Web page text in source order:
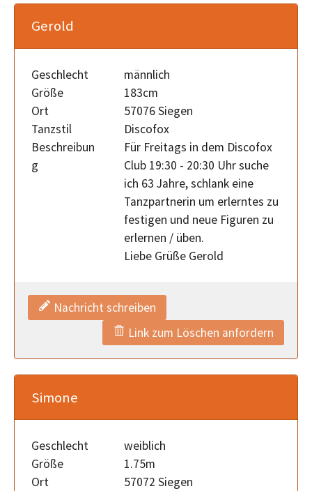
Gerold
Geschlecht
männlich
Größe
183cm
Ort
57076 Siegen
Tanzstil
Discofox
Beschreibun
g
Für Freitags in dem Discofox
Club 19:30 - 20:30 Uhr suche
ich 63 Jahre, schlank eine
Tanzpartnerin um erlerntes zu
festigen und neue Figuren zu
erlernen / üben.
Liebe Grüße Gerold
Nachricht schreiben
Link zum Löschen anfordern
Simone
Geschlecht
weiblich
Größe
1.75m
Ort
57072 Siegen